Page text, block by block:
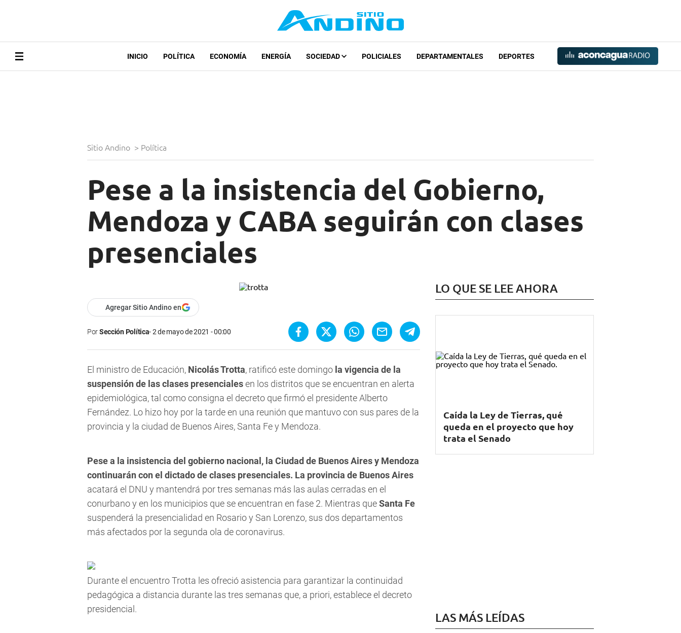
INICIO POLÍTICA ECONOMÍA ENERGÍA SOCIEDAD POLICIALES DEPARTAMENTALES DEPORTES
Sitio Andino > Política
Pese a la insistencia del Gobierno,
Mendoza y CABA seguirán con clases
presenciales
Agregar Sitio Andino en
PorSección Política 2 de mayo de 2021 - 00:00
El ministro de Educación, Nicolás Trotta, ratificó este domingo la vigencia de la
suspensión de las clases presencialesen los distritos que se encuentran en alerta
epidemiológica, tal como consigna el decreto que firmó el presidente Alberto
Fernández. Lo hizo hoy por la tarde en una reunión que mantuvo con sus pares de la
provincia y la ciudad de Buenos Aires, Santa Fe y Mendoza.
Pese a la insistencia del gobierno nacional, la Ciudad de Buenos Aires y Mendoza
continuarán con el dictado de clases presenciales. La provincia de Buenos Aires
acatará el DNU y mantendrá por tres semanas más las aulas cerradas en el
conurbano y en los municipios que se encuentran en fase 2. Mientras queSanta Fe
suspenderá la presencialidad en Rosario y San Lorenzo, sus dos departamentos
más afectados por la segunda ola de coronavirus.
Durante el encuentro Trotta les ofreció asistencia para garantizar la continuidad
pedagógica a distancia durante las tres semanas que, a priori, establece el decreto
presidencial.
LO QUE SE LEE AHORA
Caída la Ley de Tierras, qué
queda en el proyecto que hoy
trata el Senado
LAS MÁS LEÍDAS